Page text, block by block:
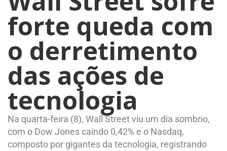
forte queda com
o derretimento
das ações de
tecnologia
Na quarta-feira (8), Wall Street viu um dia sombrio,
com o Dow Jones caindo 0,42% e o Nasdaq,
composto por gigantes da tecnologia, registrando